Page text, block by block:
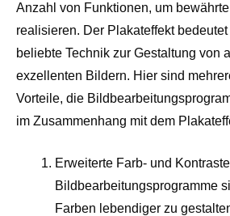
Anzahl von Funktionen, um
realisieren. Der Plakateffekt
beliebte Technik zur Gestaltung von
exzellenten Bildern. Hier sind
Vorteile, die
im Zusammenhang mit dem
Erweiterte Farb- und
Bildbearbeitungsprogramme
Farben lebendiger zu